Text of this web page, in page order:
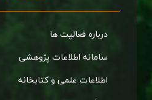
درباره فعالیت ها
سامانه اطلاعات پژوهشی
اطلاعات علمی و کتابخانه